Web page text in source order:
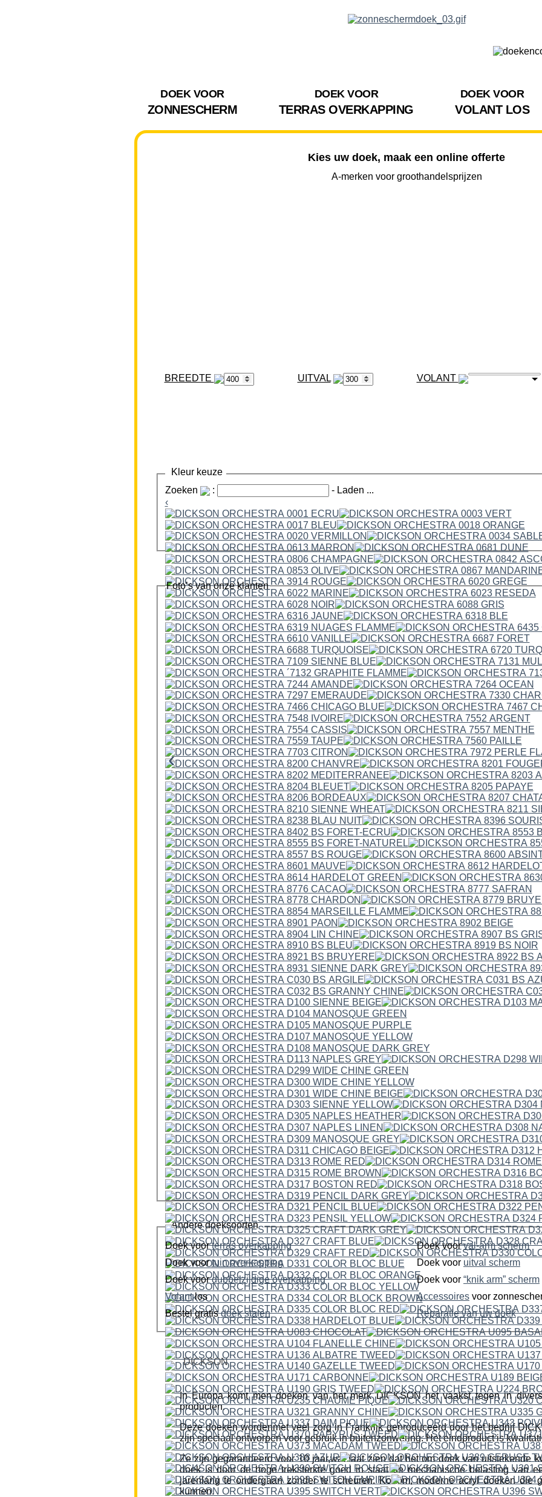
DOEK VOOR
ZONNESCHERM
DOEK VOOR
TERRAS OVERKAPPING
DOEK VOOR
VOLANT LOS
Kies uw doek, maak een online offerte
A-merken voor groothandelsprijzen
BREEDTE VOLANT
Kleur keuze
Zoeken
: - Laden ...
‹
Foto’s van onze klanten
‹
Andere doeksoorten
Doek voorterras overkapping Doek voor
val-arm scherm
Doek voor
tuin overkapping Doek voor
uitval scherm
Doek voor
dubbelzijdige overkapping Doek voor
“knik arm” scherm
Volantlos Accessoires voor
Bestel gratis doek stalen Reparatie van uw doek
DICKSON
In Europa komt men doeken van het merk DICKSON het vaakst tegen in
producten.
Deze doeken wordenmet veel zorg in Frankrijk geproduceerd door het bedrijf
zijn speciaal ontworpen voor gebruik in buitenzonwering. Het eindproduct is
Ze zijn gegarandeerd voor 10 jaar,wat laat zien dat het om doek van uitstekende
doek is door de hoge treksterkte goed in staat de mechanische belasting van
jarenlang te ondergaan zonder te scheuren. Kortom; moderne acryl doeken die
kunnen.